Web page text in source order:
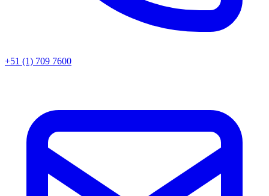
+51 (1) 709 7600